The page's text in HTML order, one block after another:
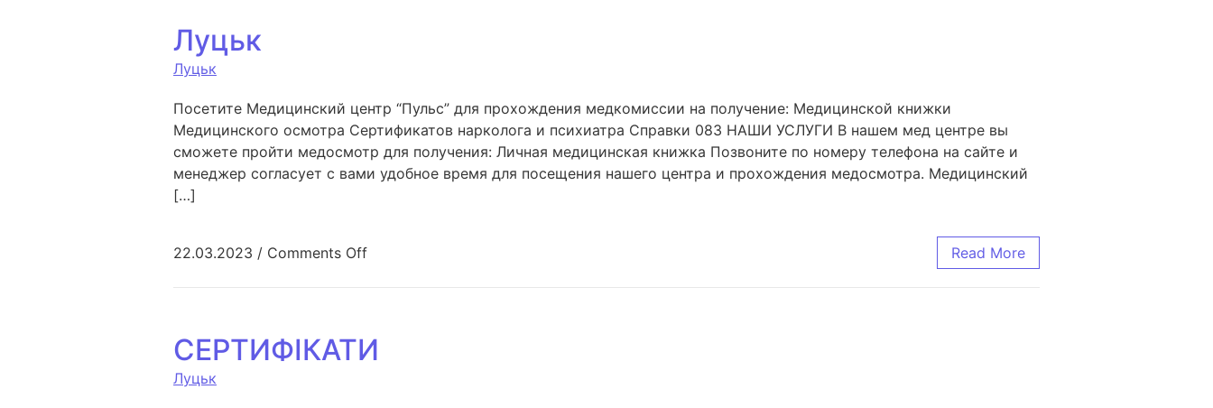
Луцьк
Луцьк
Посетите Медицинский центр “Пульс” для прохождения медкомиссии на получение: Медицинской книжки
Медицинского осмотра Сертификатов нарколога и психиатра Справки 083 НАШИ УСЛУГИ В нашем мед центре вы
сможете пройти медосмотр для получения: Личная медицинская книжка Позвоните по номеру телефона на сайте и
менеджер согласует с вами удобное время для посещения нашего центра и прохождения медосмотра. Медицинский
[…]
22.03.2023 / Comments Off Read More
СЕРТИФІКАТИ
Луцьк